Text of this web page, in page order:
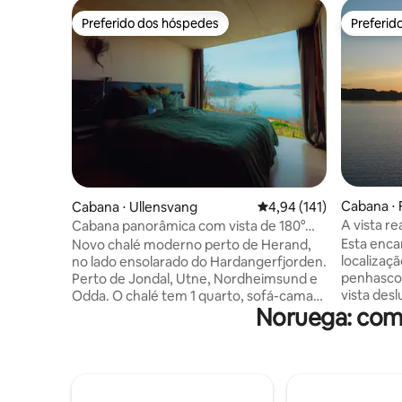
Preferido dos hóspedes
Preferido dos hóspedes
Cabana ⋅ Ullensvang 4,94 de uma avaliação
4,94 (141)
Cabana panorâmica com vista de 180°
para o fiorde em Herand, Hardanger
Novo chalé moderno perto de Herand,
no lado ensolarado do Hardangerfjorden.
Perto de Jondal, Utne, Nordheimsund e
Odda. O chalé tem 1 quarto, sofá-cama
na sala de estar, cozinha e sala de estar
em um único ambiente. A cozinha tem
Cabana ⋅
A vista
Bergen
Esta
vista
para o
especial
Noruega: